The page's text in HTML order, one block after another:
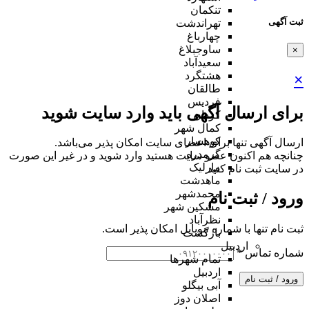
ثبت آگهی
×
×
برای ارسال آگهی باید وارد سایت شوید
ارسال آگهی تنها برای اعضای سایت امکان پذیر می‌باشد.
چنانچه هم‌ اکنون عضو سایت هستید وارد شوید و در غیر این صورت
در سایت ثبت نام کنید
ورود / ثبت نام
ثبت نام تنها با شماره موبایل امکان پذیر است.
شماره تماس*
ورود / ثبت نام
تنکمان
تهراندشت
چهارباغ
ساوجبلاغ
سعیدآباد
هشتگرد
طالقان
فردیس
کردان
کمال شهر
کوهسار
گرمدره
مارلیک
ماهدشت
محمدشهر
مشکین شهر
نظرآباد
بازگشت
اردبیل
تمام شهر‌ها
اردبیل
آبی بیگلو
اصلان دوز